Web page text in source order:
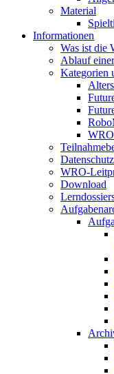
Material
Informationen
Was ist die
Ablauf
Kategorien
WRO-
Download